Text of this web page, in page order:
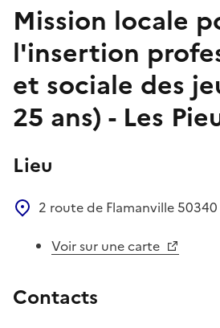
Mission locale
l'insertion
et sociale des
25 ans) - Les
Lieu
2 route de Flamanville 50340
Voir sur une carte
Contacts